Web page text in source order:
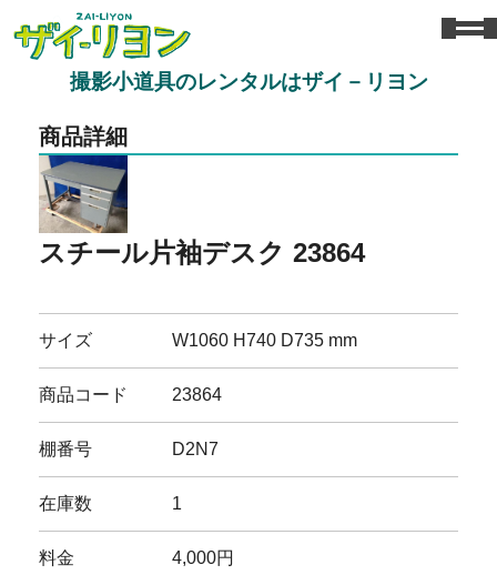
撮影小道具のレンタルはザイ－リヨン
商品詳細
スチール片袖デスク 23864
サイズ W1060 H740 D735 mm
商品コード 23864
棚番号 D2N7
在庫数 1
料金 4,000円